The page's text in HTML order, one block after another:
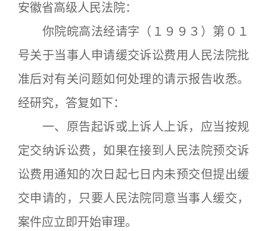
安徽省高级人民法院：
你院皖高法经请字（１９９３）第０１
号关于当事人申请缓交诉讼费用人民法院批
准后对有关问题如何处理的请示报告收悉。
经研究，答复如下：
一、原告起诉或上诉人上诉，应当按规
定交纳诉讼费，如果在接到人民法院预交诉
讼费用通知的次日起七日内未预交但提出缓
交申请的，只要人民法院同意当事人缓交，
案件应立即开始审理。